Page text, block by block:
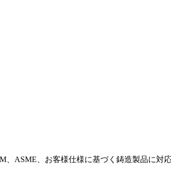
ASME、お客様仕様に基づく鋳造製品に対応